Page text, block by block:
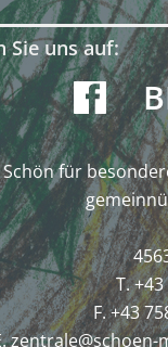
Sie uns auf:
Schön für
T.
F. +43
zentrale@schoen-